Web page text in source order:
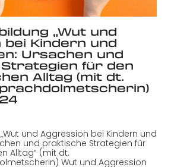
„Wut und
Kindern und
Ursachen und
für den
Alltag (mit dt.
und Aggression bei Kindern und
und praktische Strategien für
Alltag“ (mit dt.
Wut und Aggression